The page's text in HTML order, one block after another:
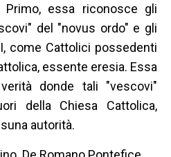
essa riconosce gli
del "novus ordo" e gli
come Cattolici possedenti
essente eresia. Essa
donde tali "vescovi"
della Chiesa Cattolica,
autorità.